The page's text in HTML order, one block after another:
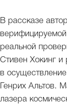
В рассказе
реальной
Стивен Хокинг
в
Генрих Альтов.
лазера